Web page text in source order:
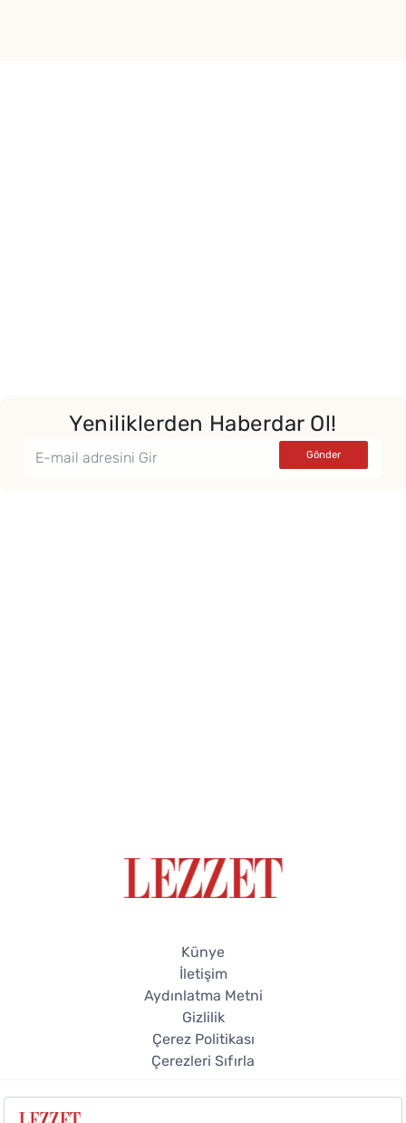
Yeniliklerden Haberdar Ol!
Künye
İletişim
Aydınlatma Metni
Gizlilik
Çerez Politikası
Çerezleri Sıfırla